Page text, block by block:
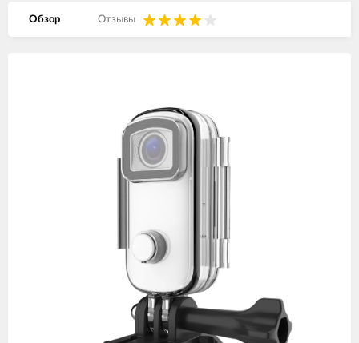
Обзор Отзывы